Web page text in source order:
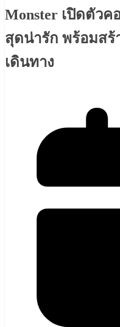
Monster เปิดตัวค
สุดน่ารัก พร้อมสร้
เดินทาง